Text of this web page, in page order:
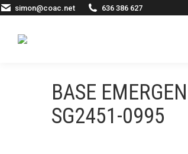
simon@coac.net 636 386 627
BASE
SG2451-0995